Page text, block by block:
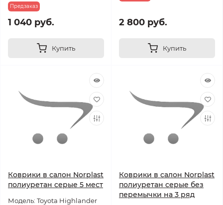
Предзаказ
1 040 руб.
Купить
2 800 руб.
Купить
Коврики в салон Norplast
полиуретан серые 5 мест
Модель: Toyota Highlander
Коврики в салон Norplast
полиуретан серые без
перемычки на 3 ряд